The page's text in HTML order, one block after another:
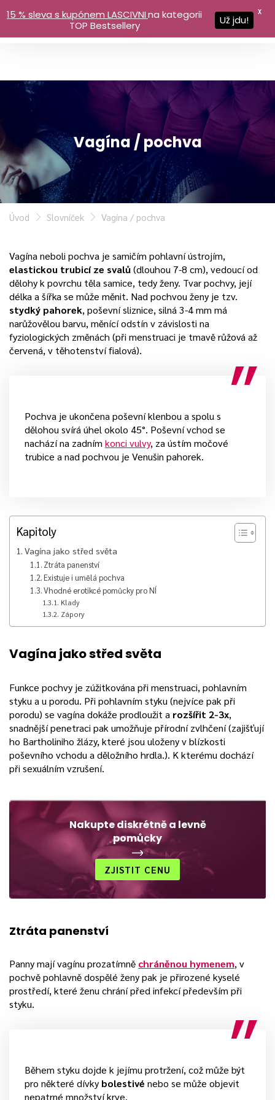
Vagína / pochva
Úvod Slovníček Vagína / pochva
Vagína neboli pochva je samičím pohlavní ústrojím,
elastickou trubicí ze svalů(dlouhou 7-8 cm), vedoucí od
dělohy k povrchu těla samice, tedy ženy. Tvar pochvy, její
délka a šířka se může měnit. Nad pochvou ženy je tzv.
stydký pahorek, poševní sliznice, silná 3-4 mm má
narůžovělou barvu, měnící odstín v závislosti na
fyziologických změnách (při menstruaci je tmavě růžová až
červená, v těhotenství fialová).
Pochva je ukončena poševní klenbou a spolu s
dělohou svírá úhel okolo 45°. Poševní vchod se
nachází na zadním konci vulvy, za ústím močové
trubice a nad pochvou je Venušin pahorek.
Kapitoly
Vagína jako střed světa
Ztráta panenství
Existuje i umělá pochva
Vhodné erotikcé pomůcky pro NÍ
Klady
Zápory
Vagína jako střed světa
Funkce pochvy je zúžitkována při menstruaci, pohlavním
styku a u porodu. Při pohlavním styku (nejvíce pak při
porodu) se vagína dokáže prodloužit a rozšířit 2-3x,
snadnější penetraci pak umožňuje přírodní zvlhčení (zajišťují
ho Bartholiniho žlázy, které jsou uloženy v blízkosti
poševního vchodu a děložního hrdla.). K kterému dochází
při sexuálním vzrušení.
Nakupte diskrétně a levně
pomůcky
ZJISTIT CENU
Ztráta panenství
Panny mají vagínu prozatímně chráněnou hymenem, v
pochvě pohlavně dospělé ženy pak je přirozené kyselé
prostředí, které ženu chrání před infekcí především při
styku.
Během styku dojde k jejímu protržení, což může být
pro některé dívky bolestivé nebo se může objevit
nepatrné množství krve.
15 % sleva s kupónem LASCIVNIna kategorii
TOP Bestsellery
Už jdu!
X